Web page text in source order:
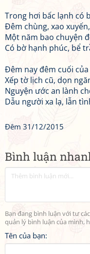
Bình luận
Bạn đang bình luận với tư
quản lý bình luận của mình,
Tên của bạn:
Trong hơi bấc lạnh có
Đêm chùng, xao
Một năm bao chuyện
Có bờ hạnh phúc, bể
Đêm nay đêm cuối
Xếp tờ lịch cũ, dọn
Nguyện ước an lành
Dẫu người xa lạ, lẫn
Đêm 31/12/2015